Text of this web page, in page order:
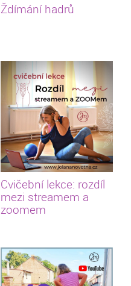
Ždímání hadrů
Cvičební lekce: rozdíl
mezi streamem a
zoomem